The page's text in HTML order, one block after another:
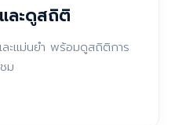
ละดูสถิติ
ะแม่นยำ พร้อมดูสถิติการ
ม